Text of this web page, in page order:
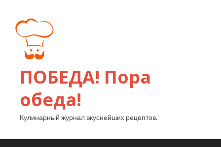
ПОБЕДА! Пора
обеда!
Кулинарный журнал вкуснейших рецептов.